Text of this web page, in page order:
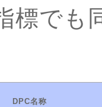
標でも
DPC名称